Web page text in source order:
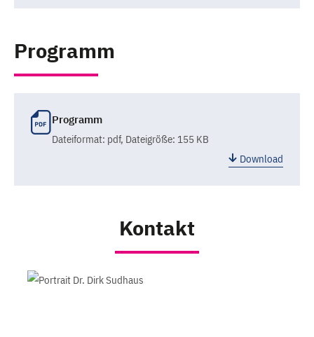
Programm
Programm
Dateiformat: pdf, Dateigröße: 155 KB
Download
Kontakt